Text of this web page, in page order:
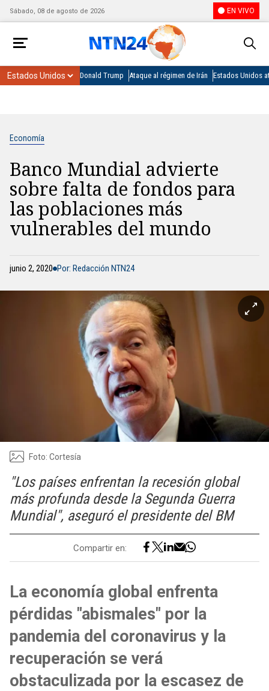
Sábado, 08 de agosto de 2026 EN VIVO
Donald Trump Ataque al régimen de Irán Estados Unidos
Economía
Banco Mundial advierte
sobre falta de fondos para
las poblaciones más
vulnerables del mundo
junio 2, 2020 Por: Redacción NTN24
Foto: Cortesía
"Los países enfrentan la recesión global
más profunda desde la Segunda Guerra
Mundial", aseguró el presidente del BM
Compartir en:
La economía global enfrenta
pérdidas "abismales" por la
pandemia del coronavirus y la
recuperación se verá
obstaculizada por la escasez de